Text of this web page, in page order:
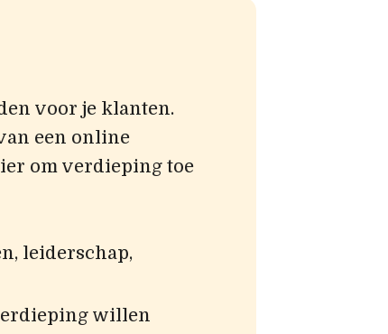
voor je klanten.
een online
om verdieping toe
leiderschap,
willen